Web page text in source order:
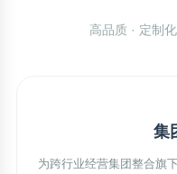
高品质 · 定制
集
为跨行业经营集团整合旗